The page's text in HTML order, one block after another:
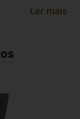
Ler mais